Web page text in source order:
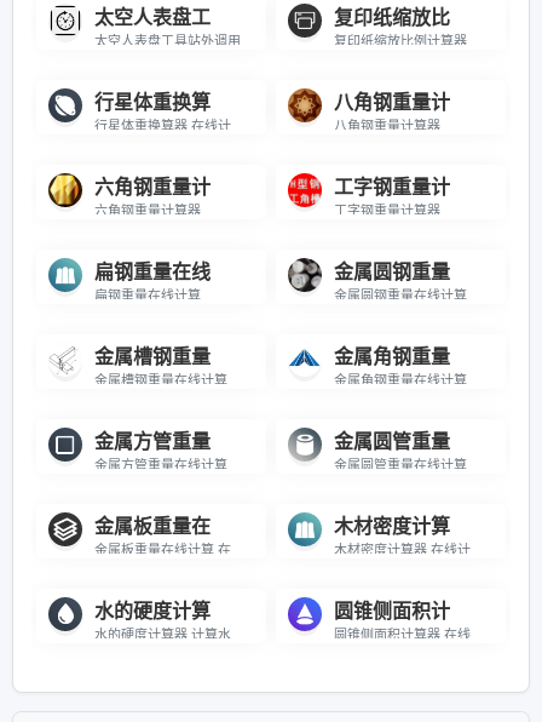
太空人表盘工 复印纸缩放比
行星体重换算
行星体重换算器 在线计算太阳系中八大行星上的体重
八角钢重量计
八角钢重量计算器
六角钢重量计
六角钢重量计算器
工字钢重量计
工字钢重量计算器
扁钢重量在线
扁钢重量在线计算
金属圆钢重量
金属圆钢重量在线计算
金属槽钢重量
金属槽钢重量在线计算
金属角钢重量
金属角钢重量在线计算
金属方管重量 金属圆管重量
金属板重量在
金属板重量在线计算 在线计算不锈钢板的重量
木材密度计算
木材密度计算器 在线计算木才的密度
水的硬度计算
水的硬度计算器 计算水的硬度来评估水质
圆锥侧面积计
圆锥侧面积计算器 在线计算圆锥体侧面的表面积